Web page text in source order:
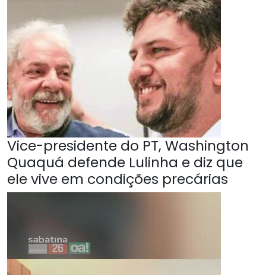
Vice-presidente do PT, Washington
Quaquá defende Lulinha e diz que
ele vive em condições precárias